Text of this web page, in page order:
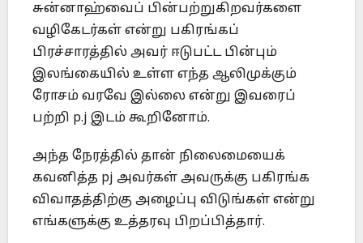
சுன்னாஹ்வைப் பின்பற்றுகிறவர்களை
வழிகேடர்கள் என்று பகிரங்கப்
பிரச்சாரத்தில் அவர் ஈடுபட்ட பின்பும்
இலங்கையில் உள்ள எந்த ஆலிமுக்கும்
ரோசம் வரவே இல்லை என்று இவரைப்
பற்றி p.j இடம் கூறினோம்.
அந்த நேரத்தில் தான் நிலைமையைக்
கவனித்த pj அவர்கள் அவருக்கு பகிரங்க
விவாதத்திற்கு அழைப்பு விடுங்கள் என்று
எங்களுக்கு உத்தரவு பிறப்பித்தார்.